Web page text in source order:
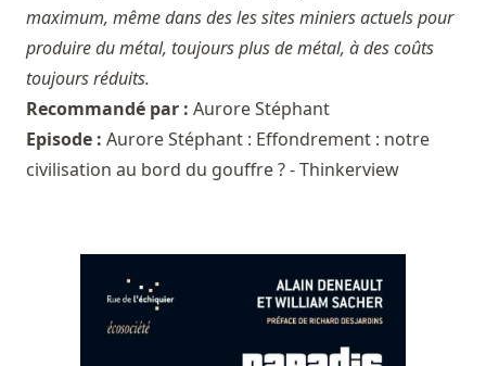
maximum, même dans des les sites miniers actuels pour
produire du métal, toujours plus de métal, à des coûts
toujours réduits.
Recommandé par : Aurore Stéphant
Episode : Aurore Stéphant : Effondrement : notre
civilisation au bord du gouffre ? - Thinkerview